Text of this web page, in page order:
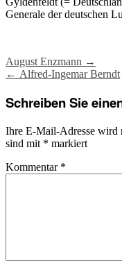
Generale der deutschen
Post
August Enzmann →
← Alfred-Ingemar Berndt
Schreiben Sie
Ihre E-Mail-Adresse wird
sind mit * markiert
Kommentar *